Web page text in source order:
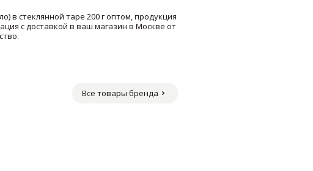
в стеклянной таре 200 г оптом, продукция
с доставкой в ваш магазин в Москве от
Все товары бренда